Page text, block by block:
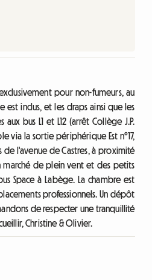
pour non-fumeurs, au
est inclus, et les draps ainsi que les
bus L1 et L12 (arrêt Collège J.P.
via la sortie périphérique Est n°17,
de l'avenue de Castres, à proximité
marché de plein vent et des petits
Space à Labège. La chambre est
professionnels. Un dépôt
de respecter une tranquillité
Christine & Olivier.